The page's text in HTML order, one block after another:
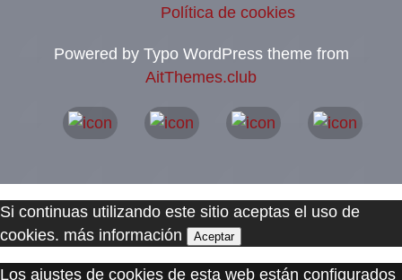
Política de cookies
Powered by Typo WordPress theme from
AitThemes.club
Si continuas utilizando este sitio aceptas el uso de
cookies. más información Aceptar
Los ajustes de cookies de esta web están configurados